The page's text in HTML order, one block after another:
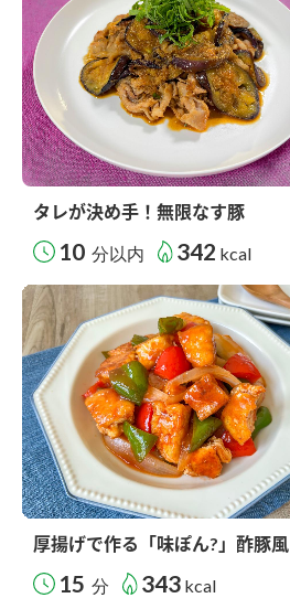
タレが決め手！無限なす豚
10 分以内 342 kcal
厚揚げで作る「味ぽん?」酢豚風
15 分 343 kcal